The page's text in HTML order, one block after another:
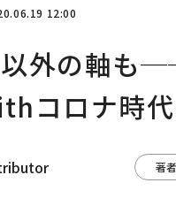
12:00
以外の軸も
コロナ時
著